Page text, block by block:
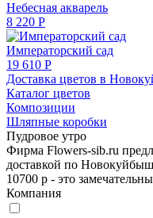
Небесная акварель
8 220 Р
Императорский сад
19 610 Р
Доставка цветов в
Каталог цветов
Композиции
Шляпные коробки
Пудровое утро
Фирма Flowers-sib.ru
доставкой по
10700 р - это
Компания